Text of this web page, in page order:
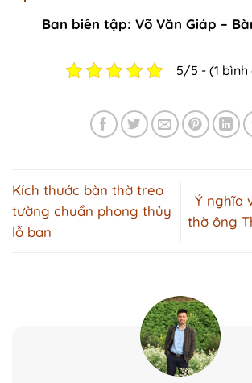
Ban biên tập: Võ Văn Giáp –
5/5 - (1 bình
Kích thước bàn thờ treo
tường chuẩn phong thủy
lỗ ban
Ý nghĩa
thờ ông